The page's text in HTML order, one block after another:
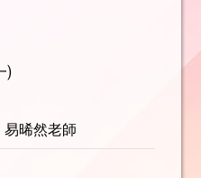
)
晞然老師